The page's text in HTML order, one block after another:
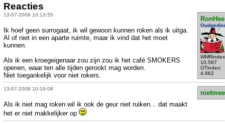
Reacties
13-07-2008 10:13:55
RonHee
10.567
OTindex:
4.662
Ik hoef geen surrogaat, ik wil gewoon kunnen roken als ik uitga.
Al of niet in een aparte ruimte, maar ik vind dat het moet
kunnen.
Als ik een kroegeigenaar zou zijn zou ik het café SMOKERS
openen, waar ten alle tijden gerookt mag worden.
Niet toegankelijk voor niet rokers.
13-07-2008 10:19:08
Als ik niet mag roken wil ik ook de geur niet ruiken... dat maakt
het er niet makkelijker op